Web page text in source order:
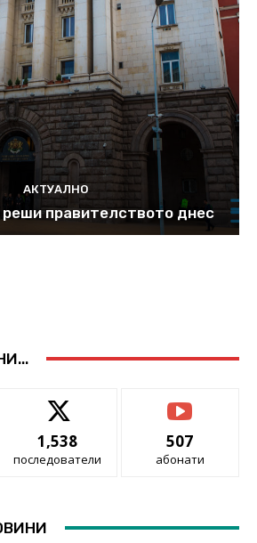
АКТУАЛНО
правителството днес
1,538
последователи
507
абонати